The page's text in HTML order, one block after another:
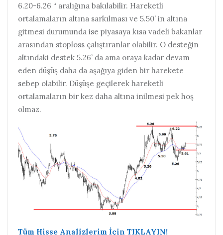
6.20-6.26 “ aralığına bakılabilir. Hareketli
ortalamaların altına sarkılması ve 5.50’ in altına
gitmesi durumunda ise piyasaya kısa vadeli bakanlar
arasından stoploss çalıştıranlar olabilir. O desteğin
altındaki destek 5.26’ da ama oraya kadar devam
eden düşüş daha da aşağıya giden bir harekete
sebep olabilir. Düşüşe geçilerek hareketli
ortalamaların bir kez daha altına inilmesi pek hoş
olmaz.
Tüm Hisse Analizlerim İçin TIKLAYIN!